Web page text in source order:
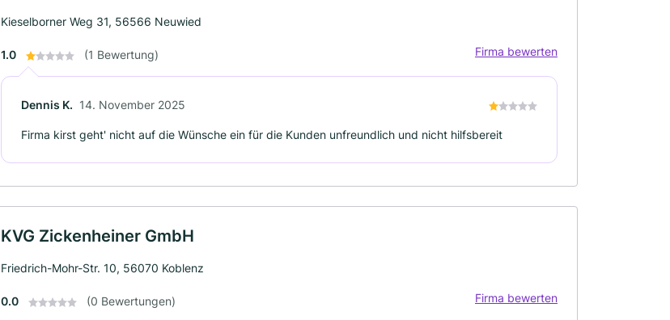
Kieselborner Weg 31, 56566 Neuwied
1.0 (1 Bewertung) Firma bewerten
Dennis K. 14. November 2025
Firma kirst geht' nicht auf die Wünsche ein für die Kunden unfreundlich und nicht hilfsbereit
KVG Zickenheiner GmbH
Friedrich-Mohr-Str. 10, 56070 Koblenz
0.0 (0 Bewertungen) Firma bewerten